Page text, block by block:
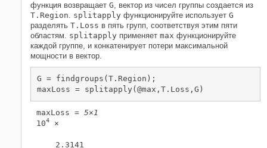
функция возвращает G, вектор из чисел группы создается из
T.Region. splitapply функционируйте использует G
разделять T.Loss в пять групп, соответствуя этим пяти
областям. splitapply применяет max функционируйте
каждой группе, и конкатенирует потери максимальной
мощности в вектор.
G = findgroups(T.Region);
maxLoss = splitapply(@max,T.Loss,G)
maxLoss = 5×1
104 ×
    2.3141